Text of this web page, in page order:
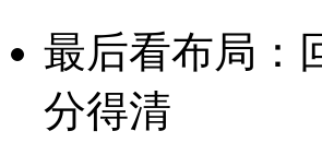
最后看布局：
分得清